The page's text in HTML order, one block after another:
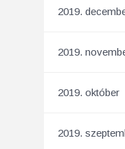
2019.
2019.
2019. október
2019.